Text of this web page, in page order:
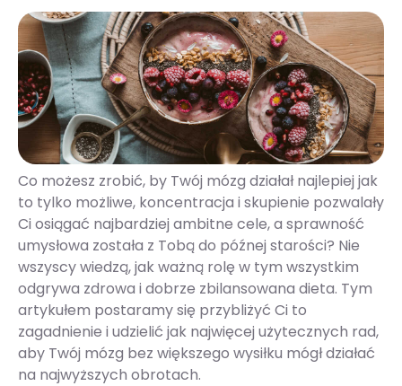
Co możesz zrobić, by Twój mózg działał najlepiej jak
to tylko możliwe, koncentracja i skupienie pozwalały
Ci osiągać najbardziej ambitne cele, a sprawność
umysłowa została z Tobą do późnej starości? Nie
wszyscy wiedzą, jak ważną rolę w tym wszystkim
odgrywa zdrowa i dobrze zbilansowana dieta. Tym
artykułem postaramy się przybliżyć Ci to
zagadnienie i udzielić jak najwięcej użytecznych rad,
aby Twój mózg bez większego wysiłku mógł działać
na najwyższych obrotach.